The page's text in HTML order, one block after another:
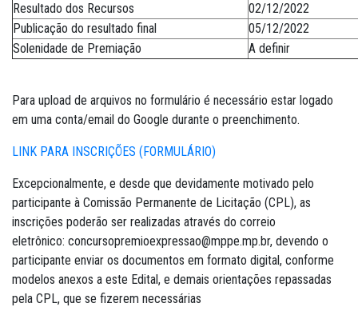
Resultado dos Recursos
02/12/2022
Publicação do resultado final
05/12/2022
Solenidade de Premiação
A definir
Para upload de arquivos no formulário é necessário estar logado
em uma conta/email do Google durante o preenchimento.
LINK PARA INSCRIÇÕES (FORMULÁRIO)
Excepcionalmente, e desde que devidamente motivado pelo
participante à Comissão Permanente de Licitação (CPL), as
inscrições poderão ser realizadas através do correio
eletrônico: concursopremioexpressao@mppe.mp.br, devendo o
participante enviar os documentos em formato digital, conforme
modelos anexos a este Edital, e demais orientações repassadas
pela CPL, que se fizerem necessárias